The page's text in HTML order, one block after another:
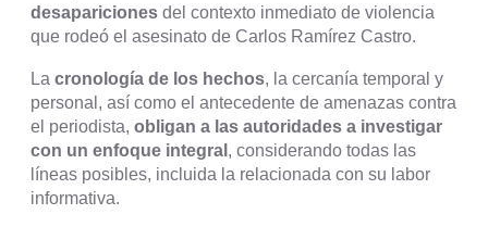
desapariciones del contexto inmediato de violencia
que rodeó el asesinato de Carlos Ramírez Castro.
La cronología de los hechos, la cercanía temporal y
personal, así como el antecedente de amenazas contra
el periodista, obligan a las autoridades a investigar
con un enfoque integral, considerando todas las
líneas posibles, incluida la relacionada con su labor
informativa.